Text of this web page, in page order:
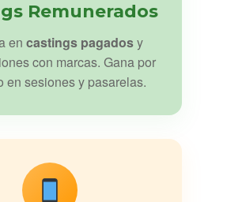
Remunerados
encastings pagadosy
con marcas. Gana por
en sesiones y pasarelas.